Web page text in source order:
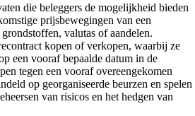
die beleggers de mogelijkheid bieden
prijsbewegingen van een
valutas of aandelen.
kopen of verkopen, waarbij ze
een vooraf bepaalde datum in de
tegen een vooraf overeengekomen
op georganiseerde beurzen en spelen
van risicos en het hedgen van